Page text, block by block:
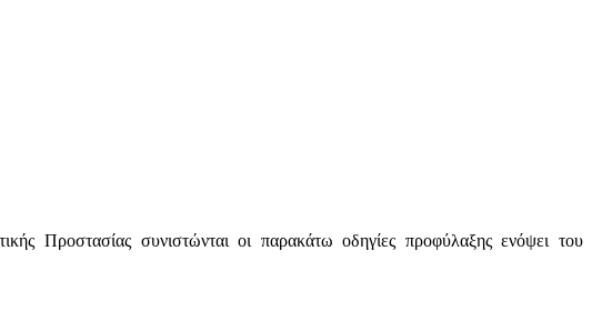
Προστασίας συνιστώνται οι παρακάτω οδηγίες προφύλαξης ενόψει του